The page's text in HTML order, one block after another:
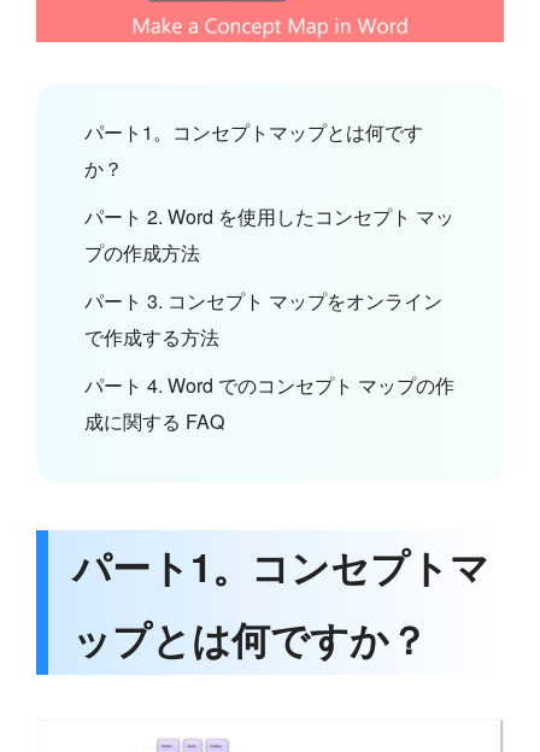
パート1。コンセプトマップとは何です
か？
パート 2. Word を使用したコンセプト マッ
プの作成方法
パート 3. コンセプト マップをオンライン
で作成する方法
パート 4. Word でのコンセプト マップの作
成に関する FAQ
パート1。コンセプトマ
ップとは何ですか？